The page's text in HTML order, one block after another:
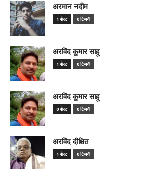
अरमान नदीम
1 पोस्ट 0 टिप्पणी
अरविंद कुमार साहू
1 पोस्ट 0 टिप्पणी
अरविंद कुमार साहू
0 पोस्ट 0 टिप्पणी
अरविंद दीक्षित
1 पोस्ट 0 टिप्पणी